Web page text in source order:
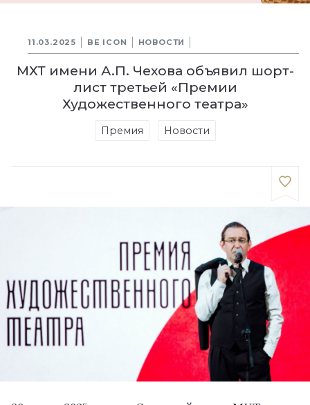
11.03.2025 BE ICON НОВОСТИ
МХТ имени А.П. Чехова объявил шорт-
лист третьей «Премии
Художественного театра»
Премия Новости